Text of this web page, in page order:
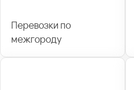
Перевозки по
межгороду